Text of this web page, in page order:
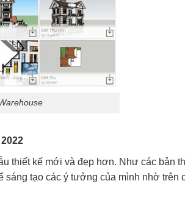
thiết kế mới và đẹp hơn. Như các bản
sáng tạo các ý tưởng của mình nhờ trên